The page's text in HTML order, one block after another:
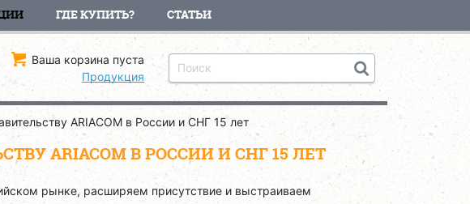
ГДЕ КУПИТЬ? СТАТЬИ
Ваша корзина пуста
Продукция
ARIACOM в России и СНГ 15 лет
ARIACOM В РОССИИ И СНГ 15 ЛЕТ
рынке, расширяем присутствие и выстраиваем